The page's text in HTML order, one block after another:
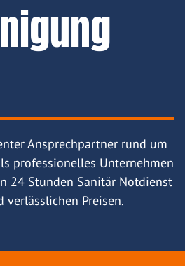
Ansprechpartner rund um
professionelles Unternehmen
24 Stunden Sanitär Notdienst
verlässlichen Preisen.